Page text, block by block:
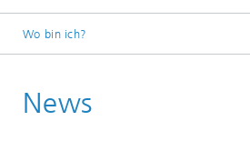
Wo bin ich?
News